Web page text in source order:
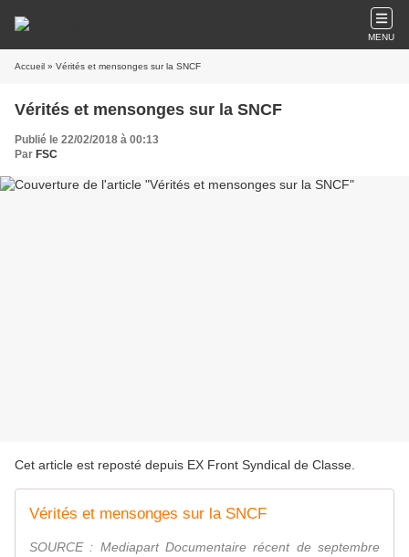
MENU
Accueil » Vérités et mensonges sur la SNCF
Vérités et mensonges sur la SNCF
Publié le 22/02/2018 à 00:13
Par FSC
Cet article est reposté depuis EX Front Syndical de Classe
Vérités et mensonges sur la SNCF
SOURCE : Mediapart Documentaire récent de septembre